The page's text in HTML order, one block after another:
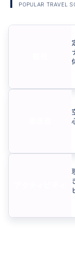
クチコミ
ガイドさ
義な時間を
POPULAR TRAVEL